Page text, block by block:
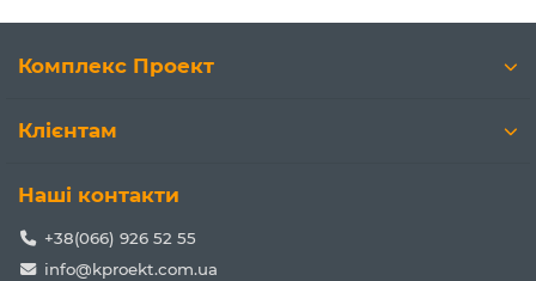
Комплекс Проект
Клієнтам
Наші контакти
+38(066) 926 52 55
info@kproekt.com.ua